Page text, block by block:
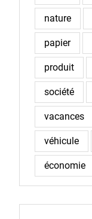
nature
papier
produit
société
vacances
véhicule
économie